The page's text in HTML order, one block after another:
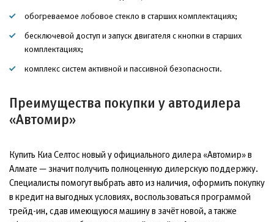
обогреваемое лобовое стекло в старших комплектациях;
бесключевой доступ и запуск двигателя с кнопки в старших
комплектациях;
комплекс систем активной и пассивной безопасности.
Преимущества покупки у автодилера
«Автомир»
Купить Киа Селтос новый у официального дилера «Автомир» в
Алмате — значит получить полноценную дилерскую поддержку.
Специалисты помогут выбрать авто из наличия, оформить покупку
в кредит на выгодных условиях, воспользоваться программой
трейд-ин, сдав имеющуюся машину в зачёт новой, а также